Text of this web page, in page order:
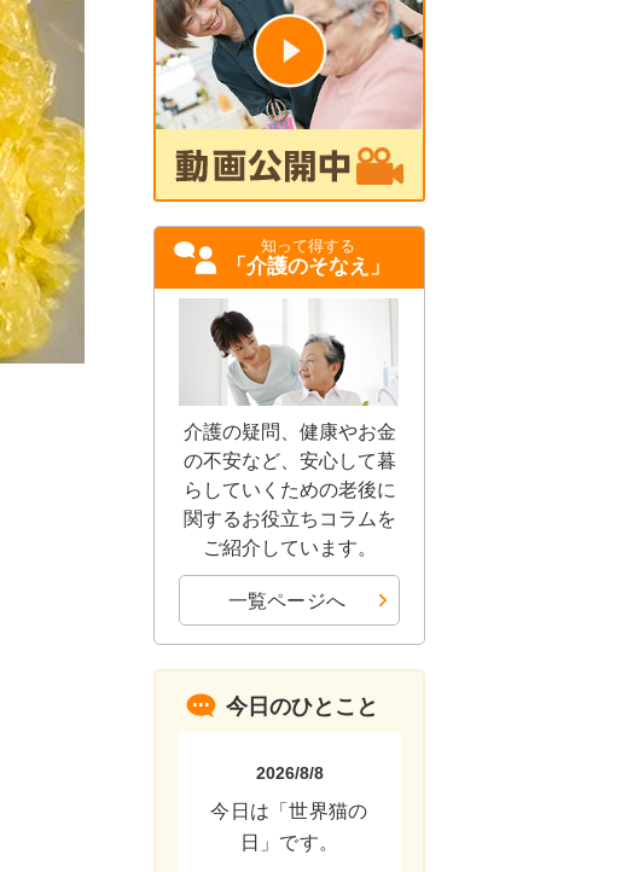
知って得する
「介護のそなえ」
介護の疑問、健康やお金
の不安など、安心して暮
らしていくための老後に
関するお役立ちコラムを
ご紹介しています。
一覧ページへ
今日のひとこと
2026/8/8
今日は「世界猫の
日」です。